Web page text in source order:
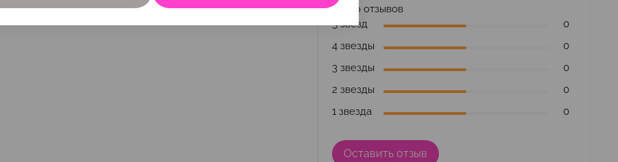
Всего отзывов
5 звезд
0
4 звезды
0
3 звезды
0
2 звезды
0
1 звезда
0
Оставить отзыв